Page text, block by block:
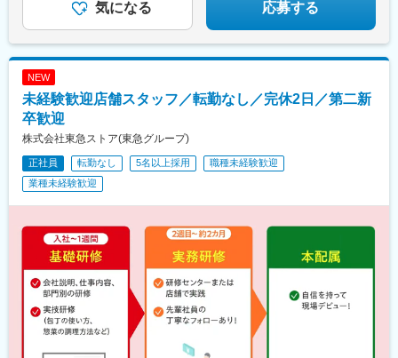
野富士見町駅、大泉学園駅、練馬駅、石神井公園駅、上石神井
駅、新桜台駅、光が丘駅、中村橋駅、氷川台駅、平和台駅(東京
希望ケ丘駅、大口駅、大倉山駅(神奈川県)、大船駅、国道駅、鶴見
駅、戸塚駅、蒔田駅、相模原駅、南橋本駅、東林間駅、相模大野
駅、湘南町屋駅、さいたま新都心駅、指扇駅、北越谷駅、所沢
駅、ひばりケ丘駅(東京都)、吉川駅、蕨駅、市川真間駅、増尾駅、
佐倉駅、新検見川駅、北国分駅、豊中駅、塚本駅、岡町駅、甲子
園口駅、桃山台駅、北野田駅、高石駅、初芝駅、武庫川駅、だい
どう豊里駅、寺田駅(京都府)、光明池駅、恵我ノ荘駅、河内国分
宮山上駅、福崎駅、越部駅、平野駅(地下鉄)、今里駅(地下鉄)、東
部市場前駅、近鉄八尾駅、西院駅(京福線)、和泉大宮駅、河内永和
駅、木津川駅、御影駅(兵庫県・阪急線)、百舌鳥駅、牧落駅、鳳
駅、西京極駅、大和田駅(大阪府)、花園駅(京都府)、横堤駅、瑞光
四丁目駅、清水駅(大阪府)、伏見稲荷駅、深江橋駅、西中島南方
駅、四天王寺前夕陽ケ丘駅、長居駅(地下鉄)、東花園駅、帝塚山四
丁目駅、都島駅、西大路駅、嵐電天神川駅、加美駅、荒本駅、玉
出駅、崇禅寺駅、天神橋筋六丁目駅、御殿山駅、正雀駅、住之江
気になる 応募する
NEW
未経験歓迎店舗スタッフ／転勤なし／完休2日／第二新
卒歓迎
株式会社東急ストア(東急グループ)
正社員 転勤なし 5名以上採用
職種未経験歓迎
業種未経験歓迎